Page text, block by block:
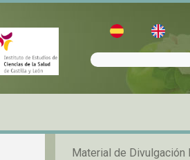
Material de Divulgación